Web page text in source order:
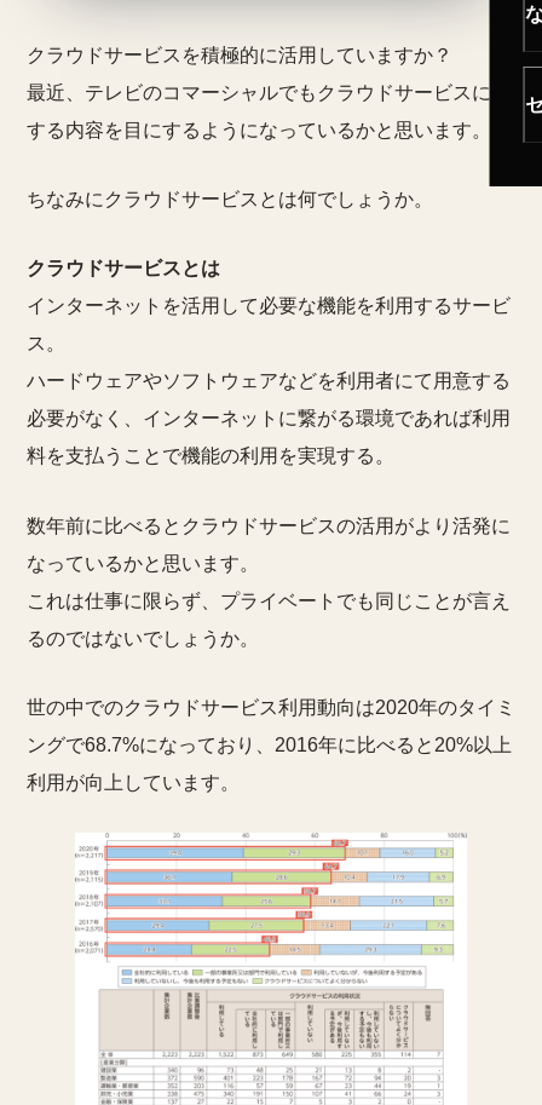
クラウドサービスを積極的に活用していますか？
最近、テレビのコマーシャルでもクラウドサービスに関
する内容を目にするようになっているかと思います。
ちなみにクラウドサービスとは何でしょうか。
クラウドサービスとは
インターネットを活用して必要な機能を利用するサービ
ス。
ハードウェアやソフトウェアなどを利用者にて用意する
必要がなく、インターネットに繋がる環境であれば利用
料を支払うことで機能の利用を実現する。
数年前に比べるとクラウドサービスの活用がより活発に
なっているかと思います。
これは仕事に限らず、プライベートでも同じことが言え
るのではないでしょうか。
世の中でのクラウドサービス利用動向は2020年のタイミ
ングで68.7%になっており、2016年に比べると 20%以上
利用が向上 しています。